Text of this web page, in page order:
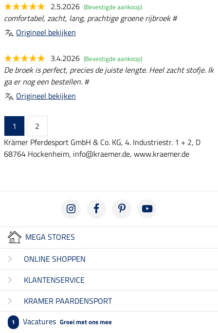
2.5.2026 (Bevestigde aankoop)
comfortabel, zacht, lang, prachtige groene rijbroek #
Origineel bekijken
3.4.2026 (Bevestigde aankoop)
De broek is perfect, precies de juiste lengte. Heel zacht stofje. Ik
ga er nog een bestellen. #
Origineel bekijken
1
2
Krämer Pferdesport GmbH & Co. KG, 4. Industriestr. 1 + 2, D
68764 Hockenheim, info@kraemer.de, www.kraemer.de
MEGA STORES
ONLINE SHOPPEN
KLANTENSERVICE
KRAMER PAARDENSPORT
1 Vacatures Groei met ons mee